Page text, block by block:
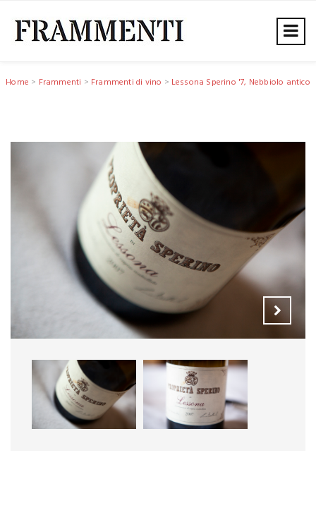
Home > Frammenti > Frammenti di vino > Lessona Sperino '7, Nebbiolo antico